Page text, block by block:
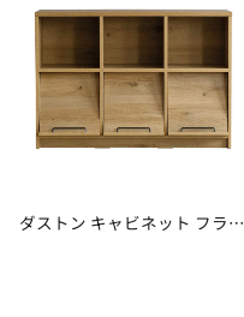
ダストン キャビネット フラッ